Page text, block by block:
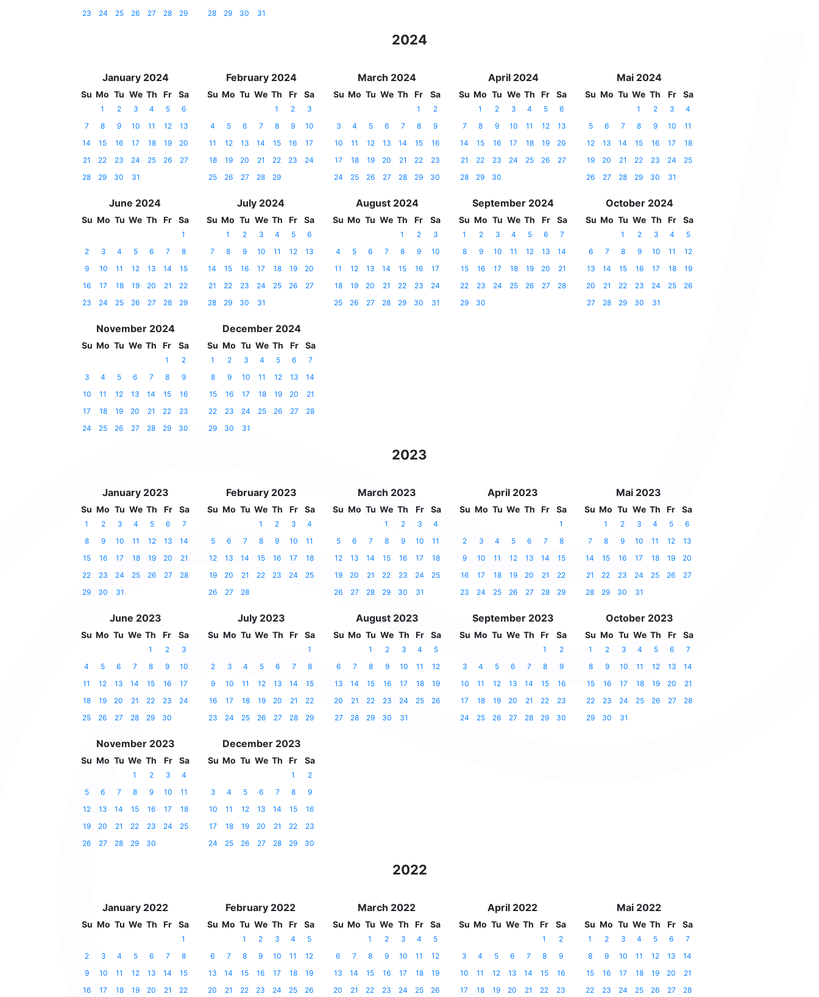
23
24 25 26 27 28 29
28
29 30 31
2024
January 2024
Su Mo Tu We Th Fr Sa
1 2 3 4 5
6
7
8 9 10 11 12
13
14
15 16 17 18 19
20
21
22 23 24 25 26
27
28
29 30 31
February 2024
Su Mo Tu We Th Fr Sa
1 2
3
4
5 6 7 8 9
10
11
12 13 14 15 16
17
18
19 20 21 22 23
24
25
26 27 28 29
March 2024
Su Mo Tu We Th Fr Sa
1
2
3
4 5 6 7 8
9
10
11 12 13 14 15
16
17
18 19 20 21 22
23
24
25 26 27 28 29 30
April 2024
Su Mo Tu We Th Fr Sa
1 2 3 4 5
6
7
8 9 10 11 12
13
14
15 16 17 18 19
20
21
22 23 24 25 26
27
28
29 30
Mai 2024
Su Mo Tu We Th Fr Sa
1 2 3
4
5
6 7 8 9 10
11
12
13 14 15 16 17
18
19
20 21 22 23 24
25
26
27 28 29 30 31
June 2024
Su Mo Tu We Th Fr Sa
1
2
3 4 5 6 7
8
9
10 11 12 13 14
15
16
17 18 19 20 21
22
23
24 25 26 27 28 29
July 2024
Su Mo Tu We Th Fr Sa
1 2 3 4 5
6
7
8 9 10 11 12
13
14
15 16 17 18 19
20
21
22 23 24 25 26
27
28
29 30 31
August 2024
Su Mo Tu We Th Fr Sa
1 2
3
4
5 6 7 8 9
10
11
12 13 14 15 16
17
18
19 20 21 22 23
24
25
26 27 28 29 30 31
September 2024
Su Mo Tu We Th Fr Sa
1 2 3 4 5 6
7
8
9 10 11 12 13
14
15
16 17 18 19 20
21
22
23 24 25 26 27
28
29
30
October 2024
Su Mo Tu We Th Fr Sa
1 2 3 4
5
6
7 8 9 10 11
12
13
14 15 16 17 18
19
20
21 22 23 24 25
26
27
28 29 30 31
November 2024
Su Mo Tu We Th Fr Sa
1
2
3
4 5 6 7 8
9
10
11 12 13 14 15
16
17
18 19 20 21 22
23
24
25 26 27 28 29 30
December 2024
Su Mo Tu We Th Fr Sa
1 2 3 4 5 6
7
8
9 10 11 12 13
14
15
16 17 18 19 20
21
22
23 24 25 26 27
28
29
30 31
2023
January 2023
Su Mo Tu We Th Fr Sa
1 2 3 4 5 6
7
8
9 10 11 12 13
14
15
16 17 18 19 20
21
22
23 24 25 26 27
28
29
30 31
February 2023
Su Mo Tu We Th Fr Sa
1 2 3
4
5
6 7 8 9 10
11
12
13 14 15 16 17
18
19
20 21 22 23 24
25
26
27 28
March 2023
Su Mo Tu We Th Fr Sa
1 2 3
4
5
6 7 8 9 10
11
12
13 14 15 16 17
18
19
20 21 22 23 24
25
26
27 28 29 30 31
April 2023
Su Mo Tu We Th Fr Sa
1
2
3 4 5 6 7
8
9
10 11 12 13 14
15
16
17 18 19 20 21
22
23
24 25 26 27 28 29
Mai 2023
Su Mo Tu We Th Fr Sa
1 2 3 4 5
6
7
8 9 10 11 12
13
14
15 16 17 18 19
20
21
22 23 24 25 26
27
28
29 30 31
June 2023
Su Mo Tu We Th Fr Sa
1 2
3
4
5 6 7 8 9
10
11
12 13 14 15 16
17
18
19 20 21 22 23
24
25
26 27 28 29 30
July 2023
Su Mo Tu We Th Fr Sa
1
2
3 4 5 6 7
8
9
10 11 12 13 14
15
16
17 18 19 20 21
22
23
24 25 26 27 28 29
August 2023
Su Mo Tu We Th Fr Sa
1 2 3 4
5
6
7 8 9 10 11
12
13
14 15 16 17 18
19
20
21 22 23 24 25
26
27
28 29 30 31
September 2023
Su Mo Tu We Th Fr Sa
1
2
3
4 5 6 7 8
9
10
11 12 13 14 15
16
17
18 19 20 21 22
23
24
25 26 27 28 29 30
October 2023
Su Mo Tu We Th Fr Sa
1 2 3 4 5 6
7
8
9 10 11 12 13
14
15
16 17 18 19 20
21
22
23 24 25 26 27
28
29
30 31
November 2023
Su Mo Tu We Th Fr Sa
1 2 3
4
5
6 7 8 9 10
11
12
13 14 15 16 17
18
19
20 21 22 23 24
25
26
27 28 29 30
December 2023
Su Mo Tu We Th Fr Sa
1
2
3
4 5 6 7 8
9
10
11 12 13 14 15
16
17
18 19 20 21 22
23
24
25 26 27 28 29 30
2022
January 2022
Su Mo Tu We Th Fr Sa
1
2
3 4 5 6 7
8
9
10 11 12 13 14
15
16
17 18 19 20 21 22
February 2022
Su Mo Tu We Th Fr Sa
1 2 3 4
5
6
7 8 9 10 11
12
13
14 15 16 17 18
19
20
21 22 23 24 25 26
March 2022
Su Mo Tu We Th Fr Sa
1 2 3 4
5
6
7 8 9 10 11
12
13
14 15 16 17 18
19
20
21 22 23 24 25 26
April 2022
Su Mo Tu We Th Fr Sa
1
2
3
4 5 6 7 8
9
10
11 12 13 14 15
16
17
18 19 20 21 22 23
Mai 2022
Su Mo Tu We Th Fr Sa
1 2 3 4 5 6
7
8
9 10 11 12 13
14
15
16 17 18 19 20
21
22
23 24 25 26 27 28